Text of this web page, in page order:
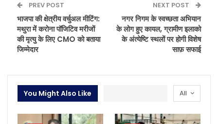
PREV POST
भाजपा की क्षेत्रीय वर्चुअल मीटिंग:
मथुरा में करोना पॉजिटिव मरीजों
की मृत्यु के लिए CMO को बताया
जिम्मेदार
NEXT POST
नगर निगम के स्वच्छता अभियान
के लोग हुए कायल, ग्रामीण इलाको
के अंत्येष्टि स्थलों पर होगी विशेष
साफ़ सफाई
All
You Might Also Like